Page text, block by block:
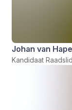
Johan van
Kandidaat Raadslid